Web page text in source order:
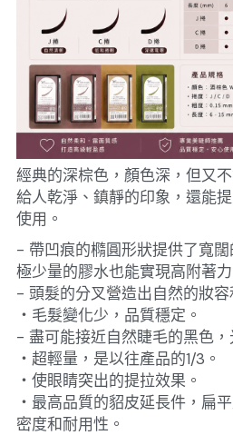
經典的深棕色，顏色深，但又
給人乾淨、鎮靜的印象，還能
使用。
- 帶凹痕的橢圓形狀提供了寬
極少量的膠水也能實現高附著力
- 頭髮的分叉營造出自然的妝容
・毛髮變化少，品質穩定。
- 盡可能接近自然睫毛的黑色，
・超輕量，是以往產品的1/3。
・使眼睛突出的提拉效果。
・最高品質的貂皮延長件，扁
密度和耐用性。